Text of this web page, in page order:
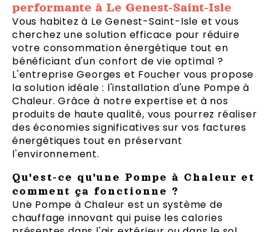
performante à Le Genest-Saint-Isle
Vous habitez à Le Genest-Saint-Isle et vous
cherchez une solution efficace pour réduire
votre consommation énergétique tout en
bénéficiant d'un confort de vie optimal ?
L'entreprise Georges et Foucher vous propose
la solution idéale : l'installation d'une Pompe à
Chaleur. Grâce à notre expertise et à nos
produits de haute qualité, vous pourrez réaliser
des économies significatives sur vos factures
énergétiques tout en préservant
l'environnement.
Qu'est-ce qu'une Pompe à Chaleur et
comment ça fonctionne ?
Une Pompe à Chaleur est un système de
chauffage innovant qui puise les calories